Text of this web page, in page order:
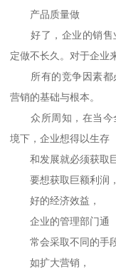
产品质量做
好了，企业的销售
定做不长久。对于企业
所有的竞争因素都
营销的基础与根本。
众所周知，在当今
境下，企业想得以生存
和发展就必须获取巨
要想获取巨额利润，
好的经济效益，
企业的管理部门通
常会采取不同的手
如扩大营销，